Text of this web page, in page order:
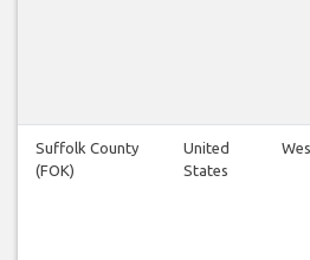
Suffolk County
(FOK)
United
States